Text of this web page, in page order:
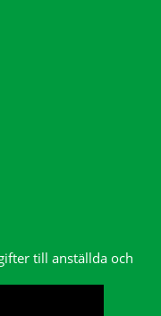
till anställda och